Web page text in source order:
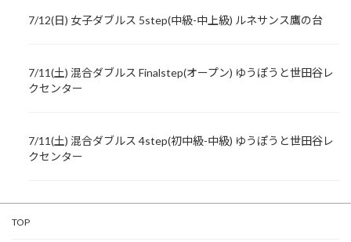
7/12(日) 女子ダブルス 5step(中級-中上級) ルネサンス鷹の台
7/11(土) 混合ダブルス Finalstep(オープン) ゆうぽうと世田谷レ
クセンター
7/11(土) 混合ダブルス 4step(初中級-中級) ゆうぽうと世田谷レ
クセンター
TOP